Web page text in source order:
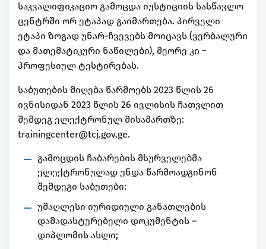
საკვალიფიკაციო გამოცდა იუსტიციის სასწავლო
ცენტრში ორ ეტაპად გაიმართება. პირველი
ეტაპი ზოგად უნარ-ჩვევებს მოიცავს (ვერბალური
და მათემატიკური ნაწილები), მეორე კი −
პროფესიულ ტესტირებას.
საბუთების მიღება წარმოებს 2023 წლის 26
ივნისიდან 2023 წლის 26 ივლისის ჩათვლით
შემდეგ ელექტრონულ მისამართზე:
trainingcenter@tcj.gov.ge.
გამოცდის ჩაბარების მსურველებმა
ელექტრონულად უნდა წარმოადგინონ
შემდეგი საბუთები:
უმაღლესი იურიდიული განათლების
დამადასტურებელი დოკუმენტის –
დიპლომის ასლი;